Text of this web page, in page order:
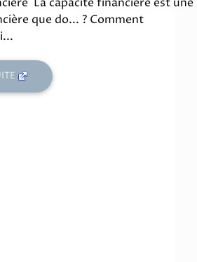
que do... ? Comment